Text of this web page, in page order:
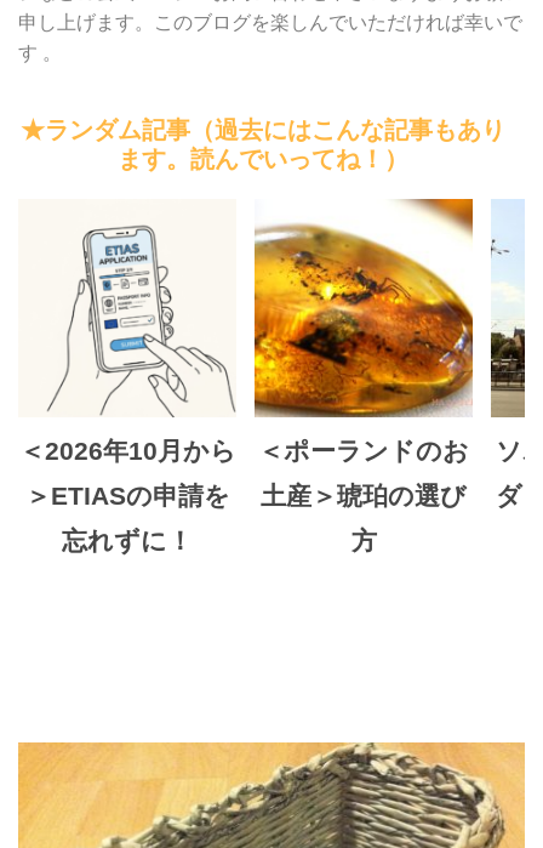
申し上げます。このブログを楽しんでいただければ幸いで
す 。
★ランダム記事（過去にはこんな記事もあり
ます。読んでいってね！）
＜2026年10月から
＞ETIASの申請を
忘れずに！
＜ポーランドのお
土産＞琥珀の選び
方
ソ
ダ